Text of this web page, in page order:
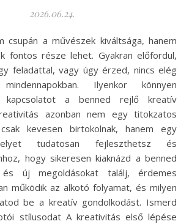
2026.06.24.
fontos része lehet. Gyakran előfordul,
feladattal, vagy úgy érzed, nincs elég
Ilyenkor könnyen
kapcsolatot a benned rejlő kreatív
azonban nem egy titokzatos
kevesen birtokolnak, hanem egy
tudatosan fejleszthetsz és
hogy sikeresen kiaknázd a benned
új megoldásokat találj, érdemes
működik az alkotó folyamat, és milyen
be a kreatív gondolkodást. Ismerd
stílusodat A kreativitás első lépése